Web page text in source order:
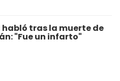
tras la muerte de
"Fue un infarto"